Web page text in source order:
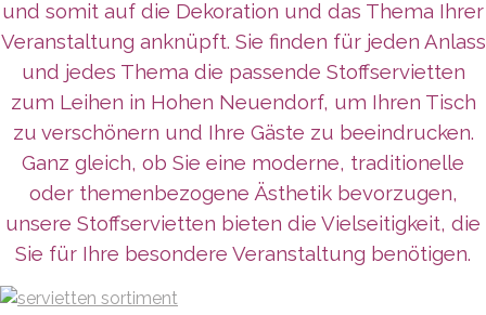
und somit auf die Dekoration und das Thema Ihrer
Veranstaltung anknüpft. Sie finden für jeden Anlass
und jedes Thema die passende Stoffservietten
zum Leihen in Hohen Neuendorf, um Ihren Tisch
zu verschönern und Ihre Gäste zu beeindrucken.
Ganz gleich, ob Sie eine moderne, traditionelle
oder themenbezogene Ästhetik bevorzugen,
unsere Stoffservietten bieten die Vielseitigkeit, die
Sie für Ihre besondere Veranstaltung benötigen.